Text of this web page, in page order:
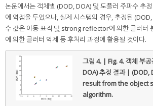
논문에서는 객체별 (DOD, DOA) 및 도플러 주파수 추
에 역점을 두었으나, 실제 시스템의 경우, 추정된
수 값은 이동 표적 및 strong reflector에 의한 클러터
에 의한 클러터 억제 등 후처리 과정에 활용될 것이다.
그림 4. | Fig. 4.객체 부
DOA) 추정 결과 |
result from the object
algorithm.